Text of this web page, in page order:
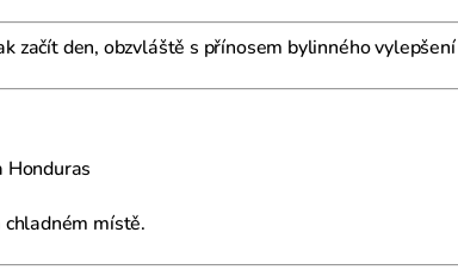
začít den, obzvláště s přínosem bylinného vylepšení
Honduras
chladném místě.